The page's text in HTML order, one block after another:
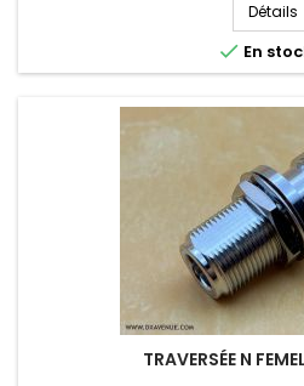
Détails
 En
TRAVERSÉE N